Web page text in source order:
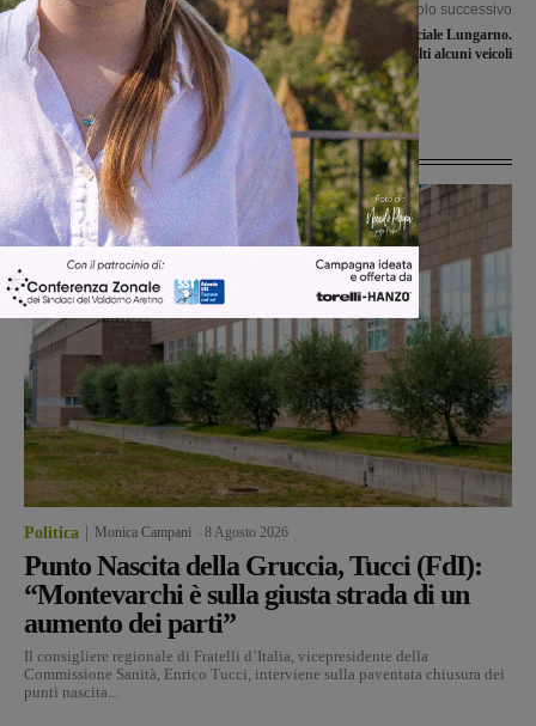
Articolo precedente
Omicidio Luciano Butti: i familiari del
presunto mandante chiedono nuove
indagini
Articolo successivo
Incidente sulla provinciale Lungarno.
Coinvolti alcuni veicoli
Ultime Notizie
Politica Monica Campani 8 Agosto 2026
Punto Nascita della Gruccia, Tucci (FdI):
“Montevarchi è sulla giusta strada di un
aumento dei parti”
Il consigliere regionale di Fratelli d’Italia, vicepresidente della
Commissione Sanità, Enrico Tucci, interviene sulla paventata chiusura dei
punti nascita...